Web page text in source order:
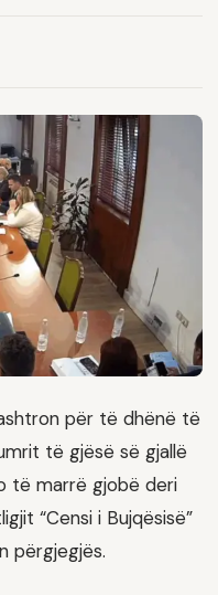
për të dhënë të
të gjësë së gjallë
të marrë gjobë deri
“Censi i Bujqësisë”
përgjegjës.